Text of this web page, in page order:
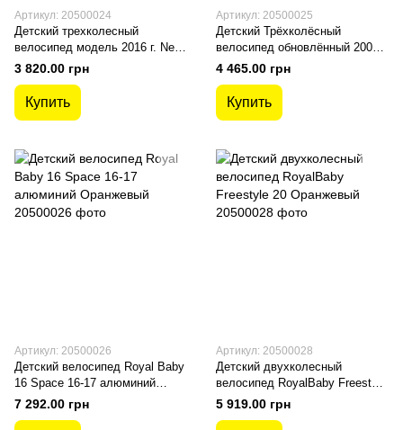
Артикул: 20500024
Детский трехколесный
велосипед модель 2016 г. Neo
4 Р Air с фарой Розовый
3 820.00 грн
Купить
Артикул: 20500025
Детский Трёхколёсный
велосипед обновлённый 2000
С Lamborghini Air ФАРА
4 465.00 грн
Купить
Артикул: 20500026
Детский велосипед Royal Baby
16 Space 16-17 алюминий
Oранжевый
7 292.00 грн
Артикул: 20500028
Детский двухколесный
велосипед RoyalBaby Freestyle
20 Оранжевый
5 919.00 грн